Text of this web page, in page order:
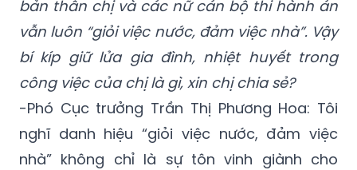
bản thân chị và các nữ cán bộ thi hành án
vẫn luôn “giỏi việc nước, đảm việc nhà”. Vậy
bí kíp giữ lửa gia đình, nhiệt huyết trong
công việc của chị là gì, xin chị chia sẻ?
-Phó Cục trưởng Trần Thị Phương Hoa: Tôi
nghĩ danh hiệu “giỏi việc nước, đảm việc
nhà” không chỉ là sự tôn vinh giành cho